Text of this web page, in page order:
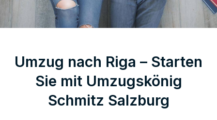
Umzug nach Riga – Starten
Sie mit Umzugskönig
Schmitz Salzburg